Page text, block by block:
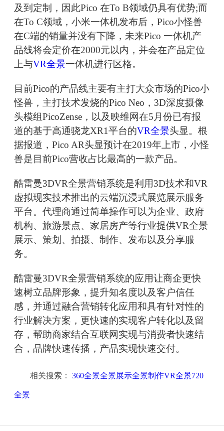
及到定制，因此Pico 在To B领域仍具有优势;而
在To C领域，小米一体机发布后，Pico小怪兽
在C端的销量并没有下降，未来Pico 一体机产
品线将会定价在2000元以内，并会在产品定位
上与VR全景一体机进行区格。
目前Pico的产品线主要有主打大众市场的Pico小
怪兽，主打技术发烧的Pico Neo，3D深度摄像
头模组PicoZense，以及映维网在5月份已有报
道的基于高通骁龙XR1平台的VR全景头显。根
据报道，Pico AR头显预计在2019年上市，小怪
兽是目前Pico营收占比最高的一款产品。
酷雷曼3DVR全景营销系统是利用3D技术和VR
虚拟现实技术推出的云端沉浸式展览展示服务
平台。代理商通过简单操作可以为企业、政府
机构、旅游景点、家居房产等行业提供VR全景
展示、策划、拍摄、制作、发布以及分享服
务。
酷雷曼3DVR全景营销系统的应用让商企更快
速树立品牌形象，提升知名度以及客户信任
感，并通过融合营销转化应用和具有针对性的
行业解决方案，更快速的实现客户转化以及留
存，帮助商家结合互联网实现与消费者快速结
合，品牌快速传播，产品实现快速交付。
相关搜索： 360全景全景展示全景制作VR全景720
全景